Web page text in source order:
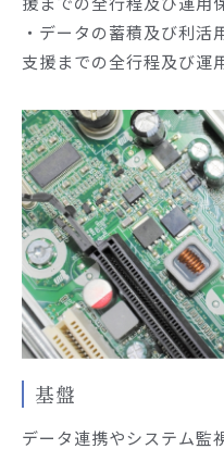
・データの蓄積及び利
支援までの全行程及び運
基盤
データ連携やシステム監